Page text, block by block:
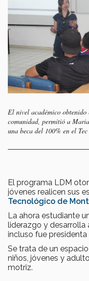
El nivel académico obtenido
comunidad, permitió a
una beca del 100% en el
El programa LDM
jóvenes realicen sus
Tecnológico de
La ahora estudiante
liderazgo y desarrolla
incluso fue
Se trata de un
niños, jóvenes y
motriz.